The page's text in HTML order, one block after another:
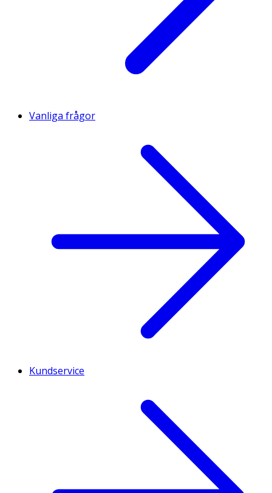
Vanliga frågor
Kundservice